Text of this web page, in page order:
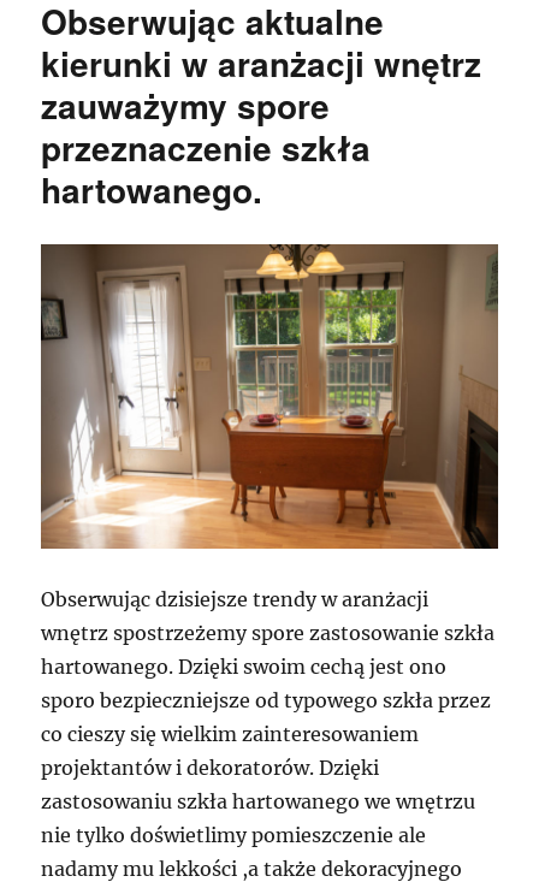
Obserwując aktualne
kierunki w aranżacji wnętrz
zauważymy spore
przeznaczenie szkła
hartowanego.
Obserwując dzisiejsze trendy w aranżacji
wnętrz spostrzeżemy spore zastosowanie szkła
hartowanego. Dzięki swoim cechą jest ono
sporo bezpieczniejsze od typowego szkła przez
co cieszy się wielkim zainteresowaniem
projektantów i dekoratorów. Dzięki
zastosowaniu szkła hartowanego we wnętrzu
nie tylko doświetlimy pomieszczenie ale
nadamy mu lekkości ,a także dekoracyjnego